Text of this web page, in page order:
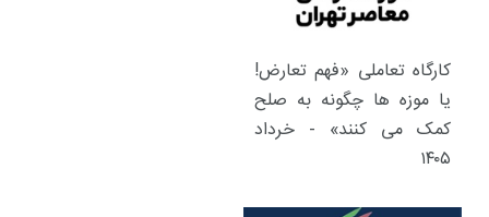
کارگاه تعاملی «فهم تعارض!
یا موزه ها چگونه به صلح
کمک می کنند» - خرداد
۱۴۰۵